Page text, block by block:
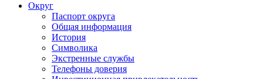
Округ
Паспорт округа
Общая информация
История
Символика
Экстренные службы
Телефоны доверия